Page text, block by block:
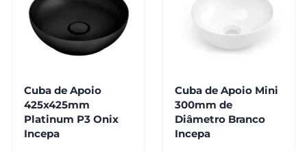
Cuba de Apoio
425x425mm
Platinum P3 Onix
Incepa
Cuba de Apoio Mini
300mm de
Diâmetro Branco
Incepa